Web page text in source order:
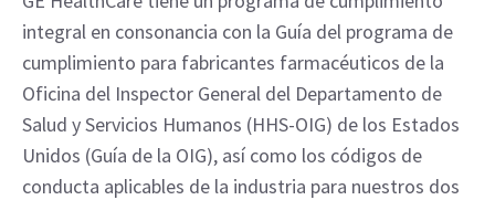
integral en consonancia con la Guía del programa de
cumplimiento para fabricantes farmacéuticos de la
Oficina del Inspector General del Departamento de
Salud y Servicios Humanos (HHS-OIG) de los Estados
Unidos (Guía de la OIG), así como los códigos de
conducta aplicables de la industria para nuestros dos